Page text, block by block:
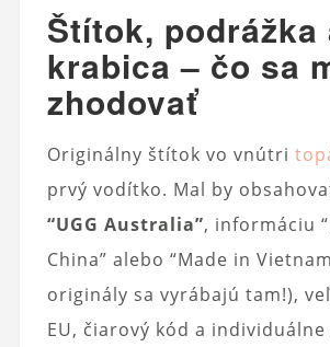
Štítok, podrážka
krabica – čo sa
zhodovať
Originálny štítok vo vnútri
prvý vodítko. Mal by
“UGG Australia”, informáciu
China” alebo “Made in
originály sa vyrábajú tam!),
EU, čiarový kód a